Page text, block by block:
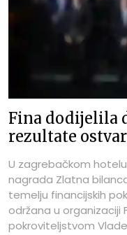
Fina dodijelila
rezultate
U zagrebačkom
nagrada Zlatna
temelju financijskih
održana u organizaciji
pokroviteljstvom